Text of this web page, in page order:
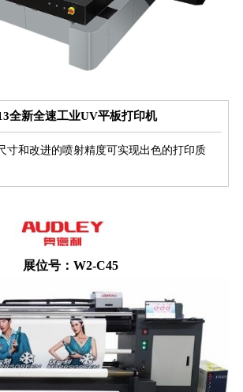
全新全速工业UV平板打印机
寸和改进的喷射精度可实现出色的打印质
展位号：W2-C45